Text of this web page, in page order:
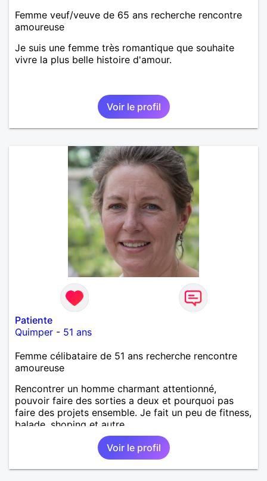
Femme veuf/veuve de 65 ans recherche rencontre
amoureuse
Je suis une femme très romantique que souhaite
vivre la plus belle histoire d'amour.
Voir le profil
Patiente
Quimper - 51 ans
Femme célibataire de 51 ans recherche rencontre
amoureuse
Rencontrer un homme charmant attentionné,
pouvoir faire des sorties a deux et pourquoi pas
faire des projets ensemble. Je fait un peu de fitness,
balade, shoping et autre.
Voir le profil